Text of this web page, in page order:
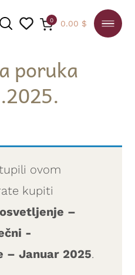
PRETRAGA
0 0.00 $
poruka
ovom
kupiti
–
-
– Januar 2025.